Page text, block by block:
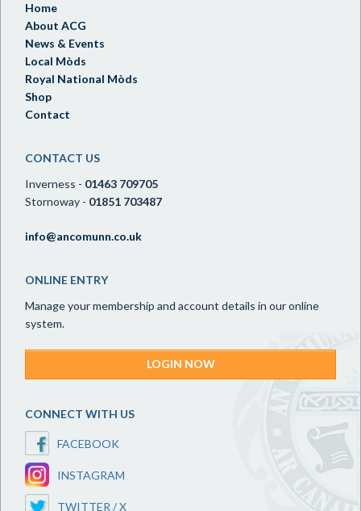
Home
About ACG
News & Events
Local Mòds
Royal National Mòds
Shop
Contact
CONTACT US
Inverness - 01463 709705
Stornoway - 01851 703487
info@ancomunn.co.uk
ONLINE ENTRY
Manage your membership and account details in our online
system.
LOGIN NOW
CONNECT WITH US
FACEBOOK
INSTAGRAM
TWITTER / X